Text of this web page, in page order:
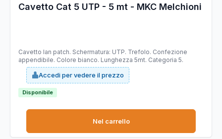
Cavetto Cat 5 UTP - 5 mt - MKC Melchioni
Cavetto lan patch. Schermatura: UTP. Trefolo. Confezione
appendibile. Colore bianco. Lunghezza 5mt. Categoria 5.
Accedi per vedere il prezzo
Disponibile
Nel carrello